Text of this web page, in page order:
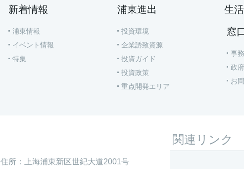
新着情報
浦東情報
イベント情報
特集
浦東進出
投資環境
企業誘致資源
投資ガイド
投資政策
重点開発エリア
生
窓
事
政
お
住所：上海浦東新区世紀大道2001号
関連リンク